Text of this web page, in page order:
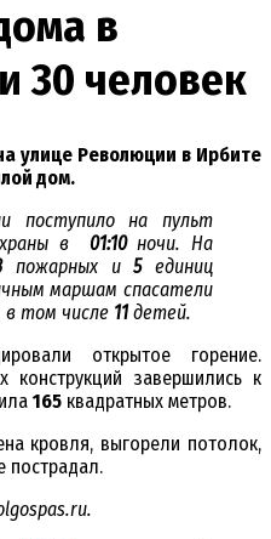
в
30 человек
улице Революции в Ирбите
дом.
поступило на пульт
в
01:10ночи. На
пожарных и5единиц
маршам спасатели
в том числе 11детей.
открытое горение.
конструкций завершились к
165 квадратных метров.
кровля, выгорели потолок,
пострадал.